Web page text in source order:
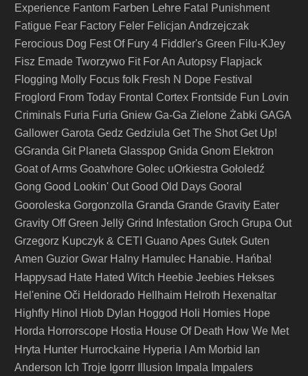
Experience Fantom Farben Lehre Fatal Punishment
Fatigue Fear Factory Feler Felicjan Andrzejczak
Ferocious Dog Fest Of Fury 4 Fiddler's Green Filu-KJey
Fisz Emade Tworzywo Fit For An Autopsy Flapjack
Flogging Molly Focus folk Fresh N Dope Festival
Froglord From Today Frontal Cortex Frontside Fun Lovin
Criminals Furia Furia Gniew Ga-Ga Zielone Żabki GAGA
Gallower Garota Gedz Gedziula Get The Shot Get Up!
GGranda Git Planeta Glasspop Gnida Gnom Elektron
Goat of Arms Goatwhore Golec uOrkiestra Gołoledź
Gong Good Lookin' Out Good Old Days Gooral
Gooroleska Gorgonzolla Granda Grande Gravity Eater
Gravity Off Green Jellÿ Grind Infestation Groch Grupa Out
Grzegorz Kupczyk & CETI Guano Apes Gutek Guten
Amen Guzior Gwar Halny Hamulec Hanabie. Hańba!
Happysad Hate Hated Witch Heebie Jeebies Hekses
Hel'enine Oči Heldorado Hellhaim Helroth Hexenaltar
Highfly Hinol Hiob Dylan Hoggod Holi Homies Hope
Horda Horrorscope Hostia House Of Death How We Met
Hryta Hunter Hurrockaine Hyperia I Am Morbid Ian
Anderson Ich Troje Igorrr Illusion Impala Impalers